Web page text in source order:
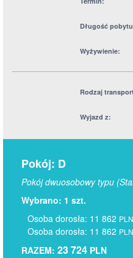
Długość pobytu
Wyżywienie
Rodzaj
Wyjazd z
Pokój: D
Pokój dwuosobowy typu
Wybrano: 1 szt.
Osoba dorosła: 11 862 PLN
Osoba dorosła: 11 862 PLN
RAZEM: 23 724 PLN